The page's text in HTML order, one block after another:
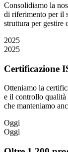
Consolidiamo la
di riferimento per il
struttura per gestire
2025
2025
Certificazione
Otteniamo la
e il controllo
che manteniamo
Oggi
Oggi